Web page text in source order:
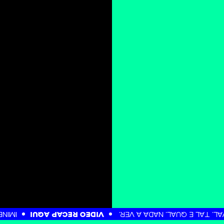
IMINENTE TAKEOVER.
VIDEO RECAP AQUI
A VER.